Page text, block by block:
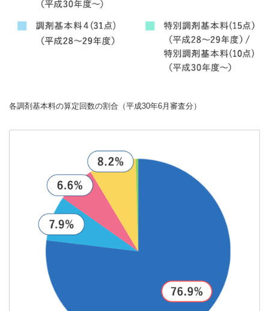
各調剤基本料の算定回数の割合（平成30年6月審査分）